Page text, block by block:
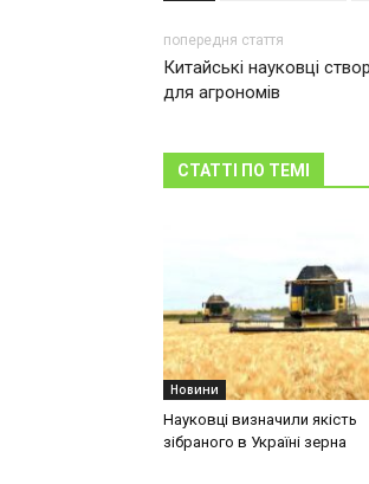
попередня стаття
Китайські науковці
для агрономів
СТАТТІ ПО ТЕМІ
Новини
Науковці визначили якість
зібраного в Україні зерна